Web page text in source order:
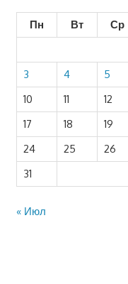
Пн
Вт Ср
3
4 5
10
11 12
17
18 19
24
25 26
31
« Июл